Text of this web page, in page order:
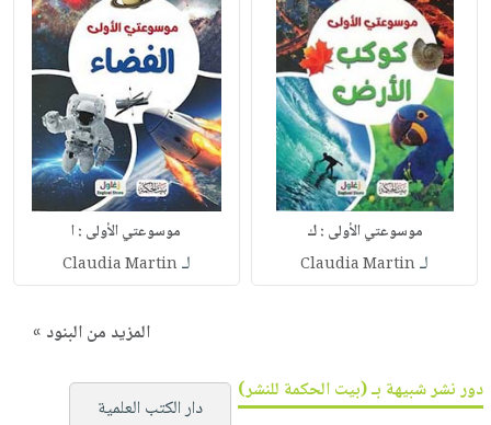
موسوعتي الأولى : ك
لـClaudia Martin
موسوعتي الأولى : ا
لـClaudia Martin
المزيد من البنود »
دور نشر شبيهة بـ (بيت الحكمة للنشر)
دار الكتب العلمية